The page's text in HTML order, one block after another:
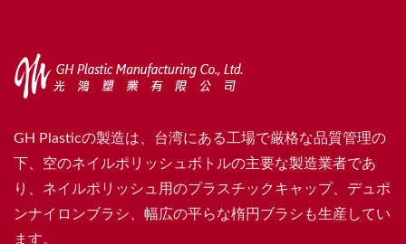
GH Plasticの製造は、台湾にある工場で厳格な品質管理の
下、空のネイルポリッシュボトルの主要な製造業者であ
り、ネイルポリッシュ用のプラスチックキャップ、デュポ
ンナイロンブラシ、幅広の平らな楕円ブラシも生産してい
ます。